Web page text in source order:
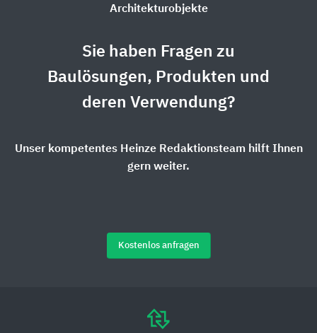
Architekturobjekte
Sie haben Fragen zu
Baulösungen, Produkten und
deren Verwendung?
Unser kompetentes Heinze Redaktionsteam hilft Ihnen
gern weiter.
Kostenlos anfragen